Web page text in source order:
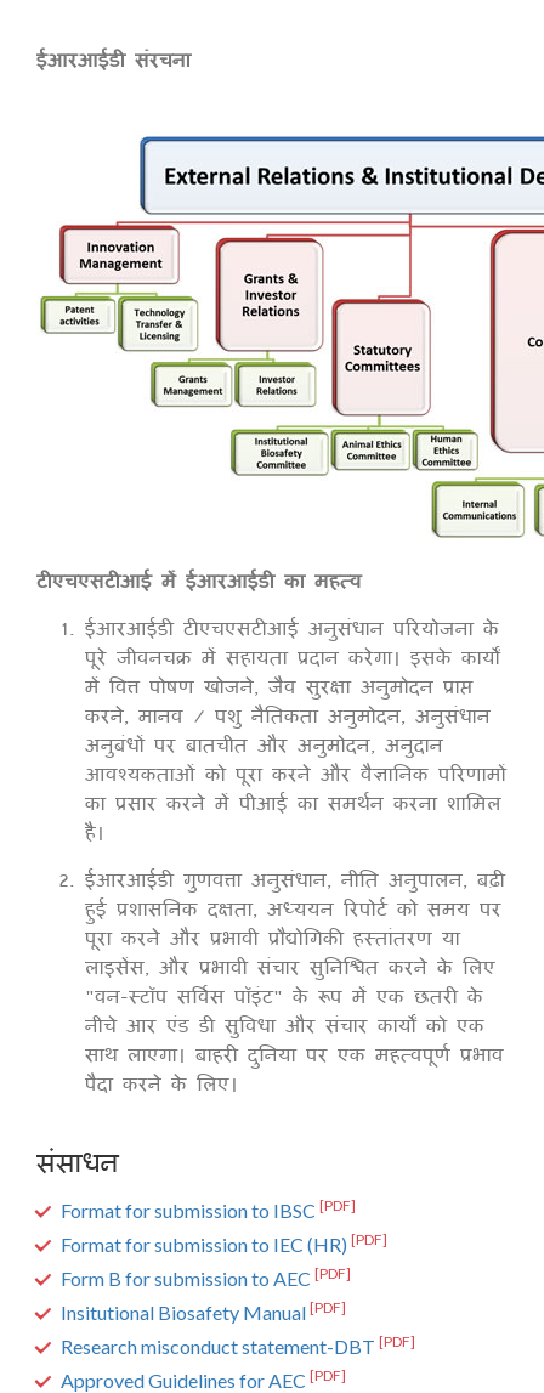
ईआरआईडी संरचना
टीएचएसटीआई में ईआरआईडी का महत्व
ईआरआईडी टीएचएसटीआई अनुसंधान परियोजना के
पूरे जीवनचक्र में सहायता प्रदान करेगा। इसके कार्यों
में वित्त पोषण खोजने, जैव सुरक्षा अनुमोदन प्राप्त
करने, मानव / पशु नैतिकता अनुमोदन, अनुसंधान
अनुबंधों पर बातचीत और अनुमोदन, अनुदान
आवश्यकताओं को पूरा करने और वैज्ञानिक परिणामों
का प्रसार करने में पीआई का समर्थन करना शामिल
है।
ईआरआईडी गुणवत्ता अनुसंधान, नीति अनुपालन, बढ़ी
हुई प्रशासनिक दक्षता, अध्ययन रिपोर्ट को समय पर
पूरा करने और प्रभावी प्रौद्योगिकी हस्तांतरण या
लाइसेंस, और प्रभावी संचार सुनिश्चित करने के लिए
"वन-स्टॉप सर्विस पॉइंट" के रूप में एक छतरी के
नीचे आर एंड डी सुविधा और संचार कार्यों को एक
साथ लाएगा। बाहरी दुनिया पर एक महत्वपूर्ण प्रभाव
पैदा करने के लिए।
संसाधन
Format for submission to IBSC [PDF]
Format for submission to IEC (HR) [PDF]
Form B for submission to AEC [PDF]
Insitutional Biosafety Manual [PDF]
Research misconduct statement-DBT [PDF]
Approved Guidelines for AEC [PDF]